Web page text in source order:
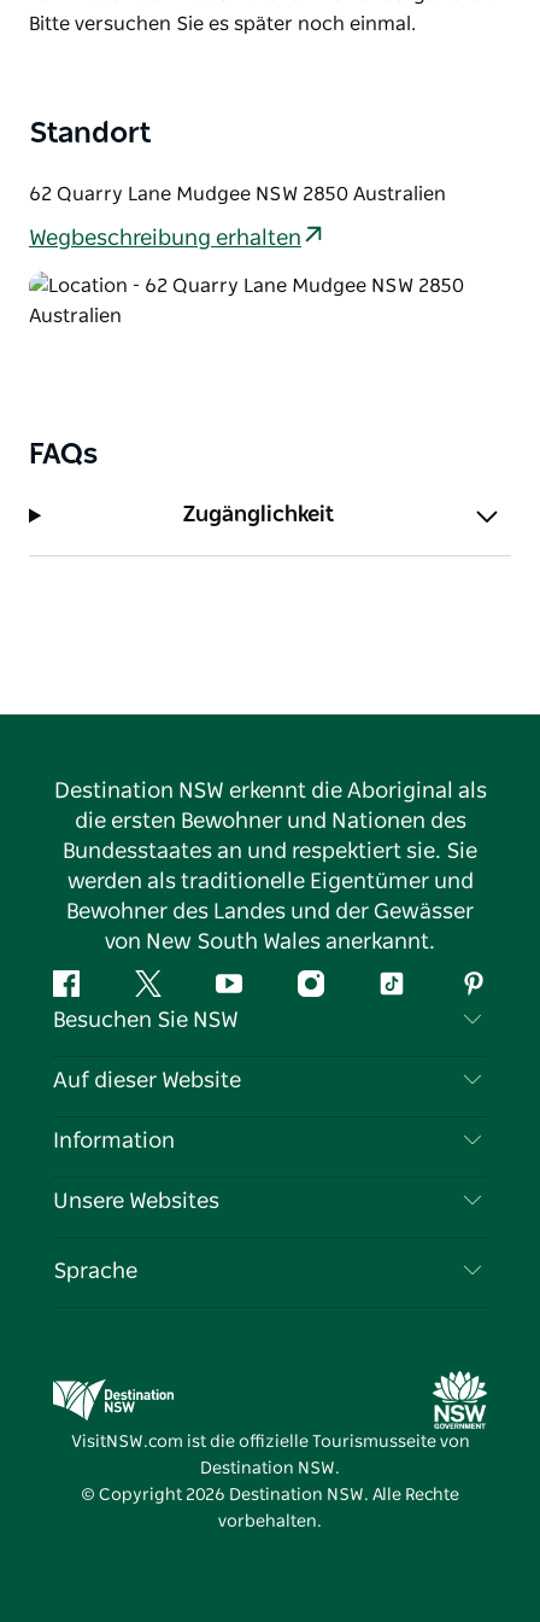
präzise und darauf ausgelegt, den Eigengeschmack
der Produkte hervorzuheben, anstatt sie zu
Einfach gutes Essen, meisterhaft zubereitet, in
perfekt in Szene setzt.
List
Bitte versuchen Sie es später noch einmal.
Standort
62 Quarry Lane Mudgee NSW 2850 Australien
Wegbeschreibung erhalten
FAQs
Zugänglichkeit
Destination NSW erkennt die Aboriginal als
die ersten Bewohner und Nationen des
Bundesstaates an und respektiert sie. Sie
werden als traditionelle Eigentümer und
Bewohner des Landes und der Gewässer
von New South Wales anerkannt.
FacebookTwitter YouTubeInstagramTikTok
Besuchen Sie NSW
Kontaktieren Sie uns
Cookie-Hinweis
Auf dieser Website
Reiseziele
Veranstaltungen
Information
Reiseinformationen
Unternehmen in NSW
Unsere Websites
Destination NSW Medienzentrum
Vivid Sydney
Sprache
VisitNSW.com ist die offizielle Tourismusseite von
Destination NSW.
© Copyright 2026 Destination NSW. Alle Rechte
vorbehalten.